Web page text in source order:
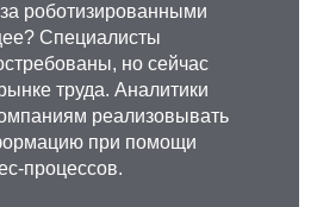
роботизированными
Специалисты
но сейчас
труда. Аналитики
реализовывать
при помощи
процессов.